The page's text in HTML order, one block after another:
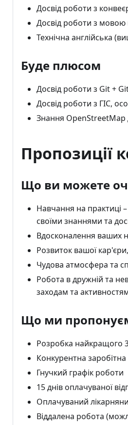
Досвід роботи з
Досвід роботи з мовою
Технічна англійська
Буде плюсом
Досвід роботи з Git +
Досвід роботи з ГІС,
Знання OpenStreetMap
Пропозиції
Що ви можете
Навчання на практиці
своїми знаннями та
Вдосконалення ваших
Розвиток вашої
Чудова атмосфера та
Робота в дружній та
заходам та
Що ми
Розробка найкращого
Конкурентна
Гнучкий графік роботи
15 днів оплачуваної
Оплачуваний
Віддалена робота